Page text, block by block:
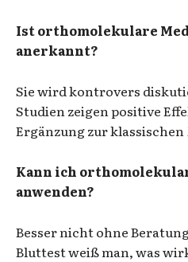
Ist orthomolekulare
anerkannt?
Sie wird kontrovers
Studien zeigen positive
Ergänzung zur klassischen
Kann ich
anwenden?
Besser nicht ohne
Bluttest weiß man, was